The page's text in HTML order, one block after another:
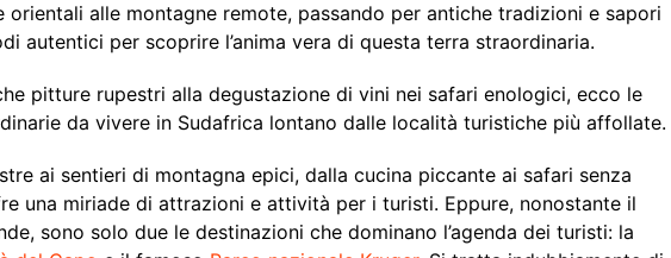
orientali alle montagne remote, passando per antiche tradizioni e sapori
autentici per scoprire l’anima vera di questa terra straordinaria.
pitture rupestri alla degustazione di vini nei safari enologici, ecco le
da vivere in Sudafrica lontano dalle località turistiche più affollate.
ai sentieri di montagna epici, dalla cucina piccante ai safari senza
una miriade di attrazioni e attività per i turisti. Eppure, nonostante il
sono solo due le destinazioni che dominano l’agenda dei turisti: la